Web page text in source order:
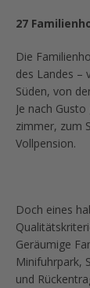
27 Familien
Die
des Landes –
Süden, von
Je nach
zimmer, zum
Vollpension.
Doch eines
Geräumige
Minifuhrpark,
und